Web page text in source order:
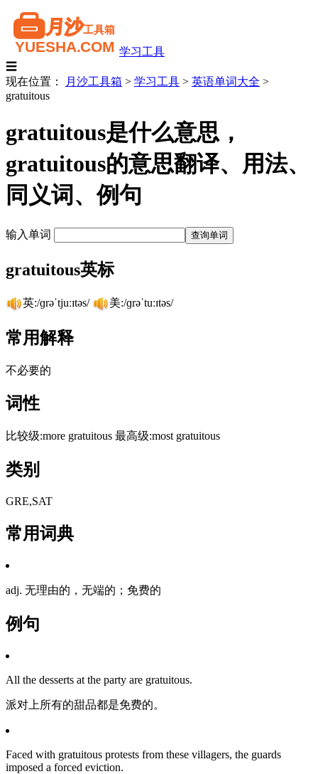
学习工具
☰
现在位置：
月沙工具箱 > 学习工具 > 英语单词大全 >
gratuitous
gratuitous是什么意思，
gratuitous的意思翻译、用法、
同义词、例句
输入单词
gratuitous英标
英:/ɡrəˈtjuːɪtəs/ 美:/ɡrəˈtuːɪtəs/
常用解释
不必要的
词性
比较级:more gratuitous 最高级:most gratuitous
类别
GRE,SAT
常用词典
adj. 无理由的，无端的；免费的
例句
All the desserts at the party are gratuitous.
派对上所有的甜品都是免费的。
Faced with gratuitous protests from these villagers, the guards
imposed a forced eviction.